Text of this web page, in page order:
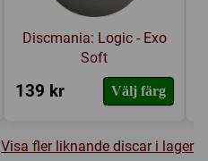
Discmania: Logic - Exo
Soft
139 kr Välj färg
Visa fler liknande discar i lager